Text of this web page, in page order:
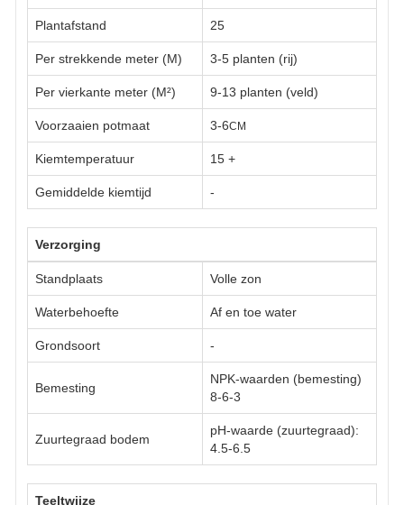
Plantafstand 25
Per strekkende meter (M) 3-5 planten (rij)
Per vierkante meter (M²) 9-13 planten (veld)
Voorzaaien potmaat 3-6CM
Kiemtemperatuur 15 +
Gemiddelde kiemtijd -
Verzorging
Standplaats Volle zon
Waterbehoefte Af en toe water
Grondsoort -
Bemesting
NPK-waarden (bemesting)
8-6-3
Zuurtegraad bodem
pH-waarde (zuurtegraad):
4.5-6.5
Teeltwijze